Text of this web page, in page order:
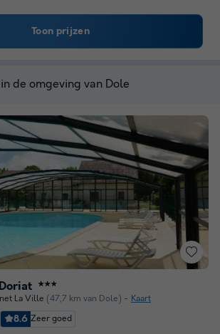
Toon prijzen
de omgeving van Dole
★★★
La Ville (47,7 km van Dole) Kaart
8.6 Zeer goed